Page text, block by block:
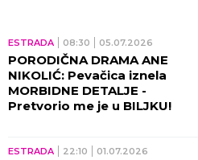
ESTRADA 08:30 05.07.2026
PORODIČNA DRAMA ANE
NIKOLIĆ: Pevačica iznela
MORBIDNE DETALJE -
Pretvorio me je u BILJKU!
ESTRADA 22:10 01.07.2026